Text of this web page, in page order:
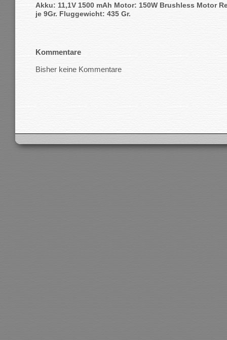
Akku: 11,1V 1500 mAh Motor: 150W Brushless Motor
je 9Gr. Fluggewicht: 435 Gr.
Kommentare
Bisher keine Kommentare